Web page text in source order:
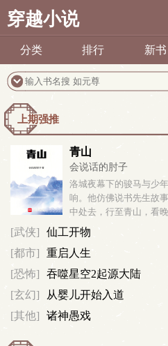
穿越小说
分类 排行 新书
上期强推
青山
会说话的肘子
洛城夜幕下的骏马与少
响。他仿佛说书先生故
中处去，行至青山，看
的不归客？他会答，清
漫长的故事，待我慢慢说
[武侠]
仙工开物
[都市]
重启人生
[恐怖]
吞噬星空2起源大陆
[玄幻]
从婴儿开始入道
[其他]
诸神愚戏